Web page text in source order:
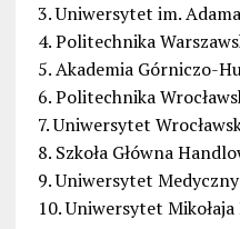
3. Uniwersytet im.
4. Politechnika
5. Akademia Górniczo-
6. Politechnika
7. Uniwersytet
8. Szkoła Główna
9. Uniwersytet
10. Uniwersytet